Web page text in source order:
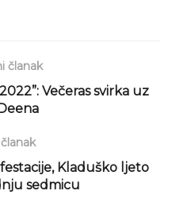
članak
Večeras svirka uz
Kladuško ljeto
sedmicu